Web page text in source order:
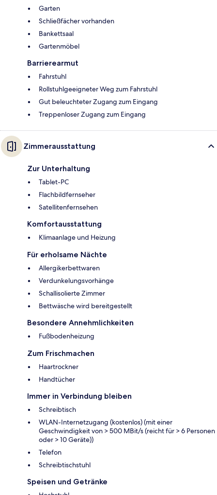
Garten
Schließfächer vorhanden
Bankettsaal
Gartenmöbel
Barrierearmut
Fahrstuhl
Rollstuhlgeeigneter Weg zum Fahrstuhl
Gut beleuchteter Zugang zum Eingang
Treppenloser Zugang zum Eingang
Zimmerausstattung
Zur Unterhaltung
Tablet-PC
Flachbildfernseher
Satellitenfernsehen
Komfortausstattung
Klimaanlage und Heizung
Für erholsame Nächte
Allergikerbettwaren
Verdunkelungsvorhänge
Schallisolierte Zimmer
Bettwäsche wird bereitgestellt
Besondere Annehmlichkeiten
Fußbodenheizung
Zum Frischmachen
Haartrockner
Handtücher
Immer in Verbindung bleiben
Schreibtisch
WLAN-Internetzugang (kostenlos) (mit einer
Geschwindigkeit von > 500 MBit/s (reicht für > 6 Personen
oder > 10 Geräte))
Telefon
Schreibtischstuhl
Speisen und Getränke